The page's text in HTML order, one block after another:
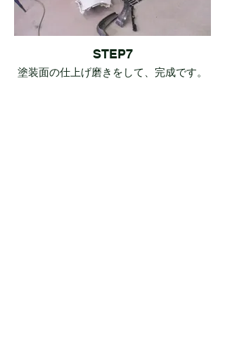
STEP7
塗装面の仕上げ磨きをして、完成です。